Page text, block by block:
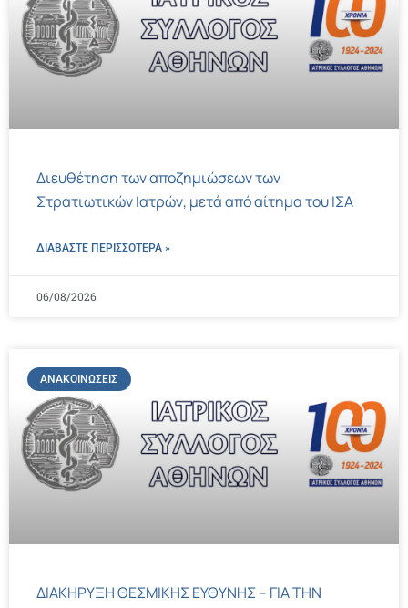
Διευθέτηση των αποζημιώσεων των
Στρατιωτικών Ιατρών, μετά από αίτημα του ΙΣΑ
ΔΙΑΒΑΣΤΕ ΠΕΡΙΣΣΌΤΕΡΑ »
06/08/2026
ΑΝΑΚΟΙΝΏΣΕΙΣ
ΔΙΑΚΗΡΥΞΗ ΘΕΣΜΙΚΗΣ ΕΥΘΥΝΗΣ – ΓΙΑ ΤΗΝ